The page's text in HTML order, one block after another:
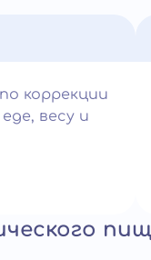
коррекции
весу и